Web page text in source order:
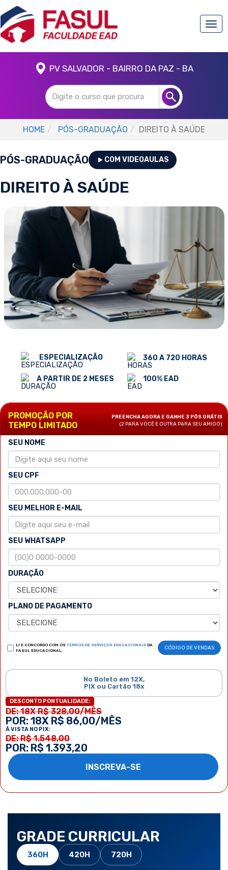
PV SALVADOR - BAIRRO DA PAZ - BA
HOME PÓS-GRADUAÇÃO DIREITO À SAÚDE
PÓS-GRADUAÇÃO COM VIDEOAULAS
DIREITO À SAÚDE
ESPECIALIZAÇÃO
A PARTIR DE 2 MESES
360 A 720 HORAS
100% EAD
PROMOÇÃO POR
TEMPO LIMITADO
PREENCHA AGORA E GANHE 3 PÓS GRÁTIS
(2 PARA VOCÊ E OUTRA PARA SEU AMIGO)
SEU NOME
SEU CPF
SEU MELHOR E-MAIL
SEU WHATSAPP
DURAÇÃO
PLANO DE PAGAMENTO
LI E CONCORDO COM OS TERMOS DE SERVIÇOS EDUCACIONAIS DA
FASUL EDUCACIONAL.
CÓDIGO DE VENDAS
No Boleto em 12X,
PIX ou Cartão 18x
DESCONTO PONTUALIDADE:
DE: 18X R$ 328,00/MÊS
POR: 18X R$ 86,00/MÊS
À VISTA NO PIX:
DE: R$ 1.548,00
POR: R$ 1.393,20
INSCREVA-SE
GRADE CURRICULAR
360H 420H 720H